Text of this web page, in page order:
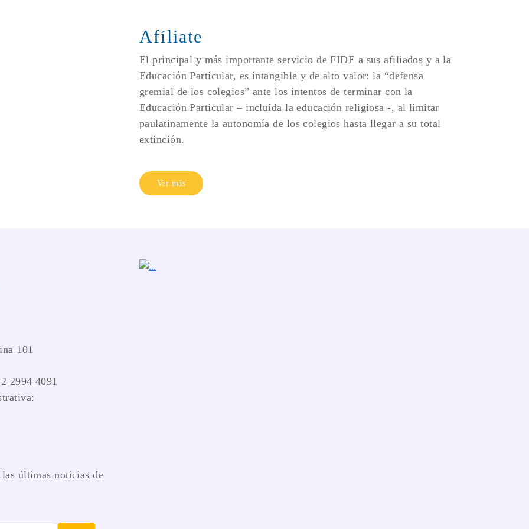
Afíliate
El principal y más importante servicio de FIDE a sus afiliados y a la
Educación Particular, es intangible y de alto valor: la “defensa
gremial de los colegios” ante los intentos de terminar con la
Educación Particular – incluida la educación religiosa -, al limitar
paulatinamente la autonomía de los colegios hasta llegar a su total
extinción.
Ver más
101
2994 4091
últimas noticias de